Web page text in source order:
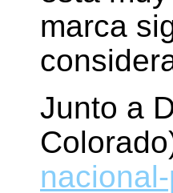
marca
Junto a